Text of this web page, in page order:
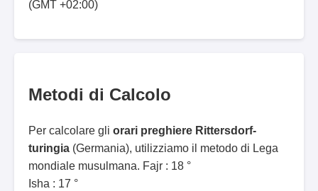
(GMT +02:00)
Metodi di Calcolo
Per calcolare gli orari preghiere Rittersdorf-
turingia (Germania), utilizziamo il metodo di Lega
mondiale musulmana. Fajr : 18 °
Isha : 17 °